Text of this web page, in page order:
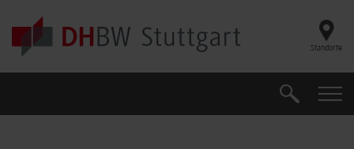
Skip to main content
Standorte
Suche